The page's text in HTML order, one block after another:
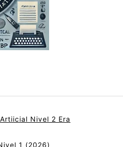
Nivel 2 Era
1 (2026)